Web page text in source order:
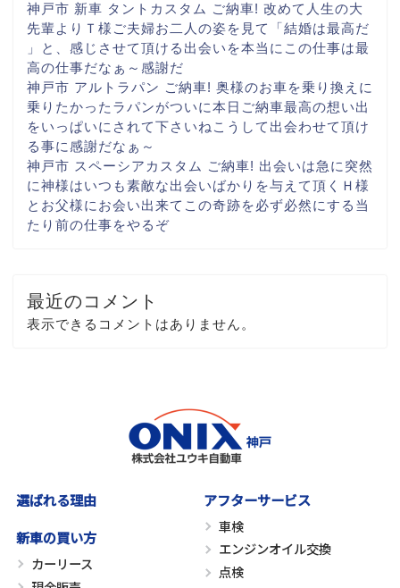
神戸市 新車 タントカスタム ご納車! 改めて人生の大
先輩より Ｔ様ご夫婦お二人の姿を見て
「結婚は最高だ
」と、感じさせて頂ける出会いを本当にこの仕事は最
高の仕事だなぁ～ 感謝だ
神戸市 アルトラパン ご納車! 奥様のお車を乗り換えに
乗りたかったラパンがついに本日ご納車最高の想い出
をいっぱいに されて下さいね こうして出会わせて頂け
る事に感謝だなぁ～
神戸市 スペーシアカスタム ご納車! 出会いは急に 突然
に神様はいつも素敵な出会いばかりを与えて頂く Ｈ様
とお父様にお会い出来て この奇跡を必ず必然にする当
たり前の仕事をやるぞ
最近のコメント
表示できるコメントはありません。
選ばれる理由
新車の買い方
カーリース
アフターサービス
車検
エンジンオイル交換
点検